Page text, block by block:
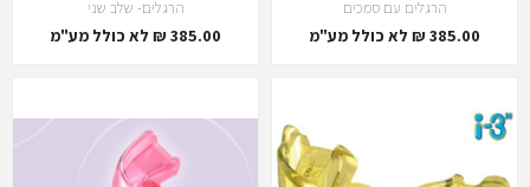
הרגלים עם סמכים
385.00 ₪ לא כולל מע"מ
הרגלים- שלב שני
385.00 ₪ לא כולל מע"מ